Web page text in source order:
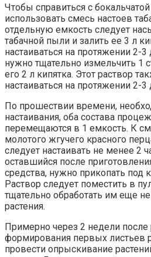
Чтобы справиться с
использовать смесь настоев
отдельную емкость следует
табачной пыли и залить ее 3 л
настаиваться на протяжении 2-
нужно тщательно измельчить 1
его 2 л кипятка. Этот раствор
настаиваться на протяжении 2-3
По прошествии времени,
настаивания, оба состава
перемещаются в 1 емкость. К
молотого жгучего красного
следует настаивать не менее 2
оставшийся после
средства, нужно прикопать под
Раствор следует поместить в
тщательно обработать им еще
растения.
Примерно через 2 недели после
формирования первых листьев
провести опрыскивание